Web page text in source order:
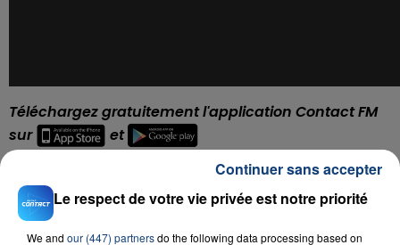
Téléchargez gratuitement l'application Contact FM
sur
et
RADIO CONTACT
Le respect de votre vie privée est notre priorité
We and our (447) partnersdo the following data processing based on
Continuer sans accepter